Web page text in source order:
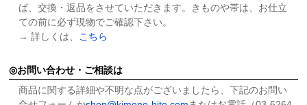
ば、交換・返品をさせていただきます。きものや帯は、お仕立
ての前に必ず現物でご確認下さい。
→ 詳しくは、
こちら
お問い合わせ・ご相談は
商品に関する詳細や不明な点がございましたら、下記のお問い